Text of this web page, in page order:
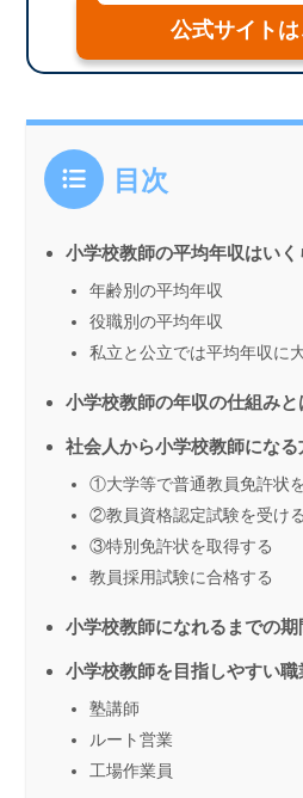
公式サイト
目次
小学校教師の平均年収はいく
年齢別の平均年収
役職別の平均年収
私立と公立では平均年収に
小学校教師の年収の仕組みと
社会人から小学校教師になる
①大学等で普通教員免許状
②教員資格認定試験を受ける
③特別免許状を取得する
教員採用試験に合格する
小学校教師になれるまでの期
小学校教師を目指しやすい職
塾講師
ルート営業
工場作業員